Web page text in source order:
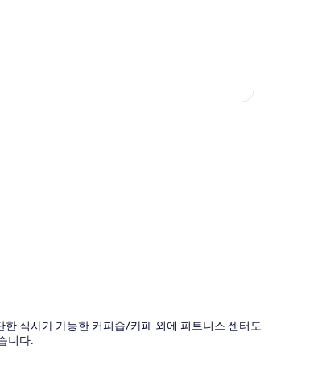
식사가 가능한 커피숍/카페 외에 피트니스 센터도
니다.